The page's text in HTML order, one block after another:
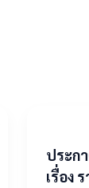
ประก
เรื่อง